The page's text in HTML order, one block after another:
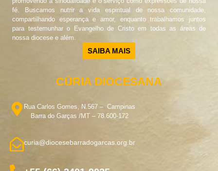
fé. Buscamos nutrir a vida espiritual de nossa comunidade,
compartilhando esperança e amor, enquanto trabalhamos juntos
para testemunhar o Evangelho de Cristo em todas as áreas de
nossa diocese e além.
SAIBA MAIS
CÚRIA DIOCESANA
Rua Carlos Gomes, N.567 – Campinas
Barra do Garças /MT – 78.600-172
curia@diocesebarradogarcas.org.br